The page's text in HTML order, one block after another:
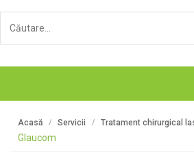
Acasă Servicii Tratament chirurgical
Glaucom